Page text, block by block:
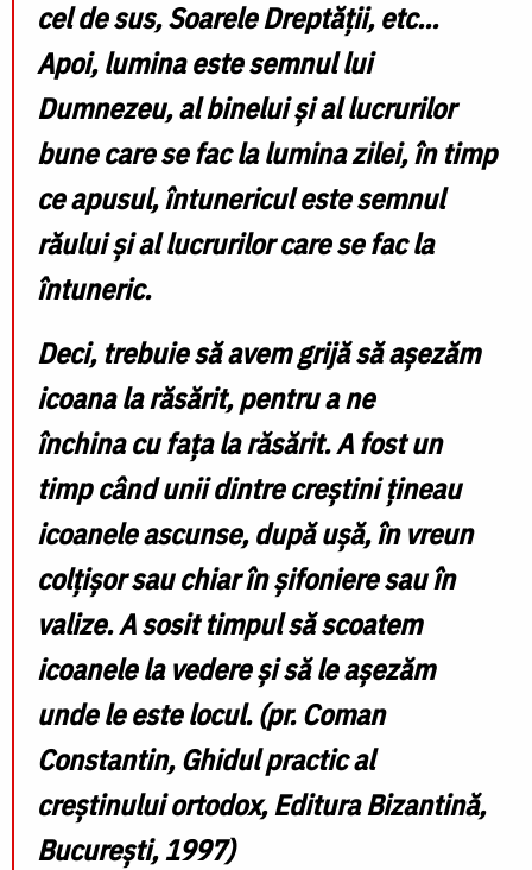
cel de sus,Soarele Dreptății, etc...
Apoi, lumina estesemnul lui
Dumnezeu, al binelui și al lucrurilor
bune care se fac la lumina zilei, în timp
ce apusul, întunericul este semnul
răului și al lucrurilor care se fac la
întuneric.
Deci, trebuie să avem grijă să așezăm
icoana la răsărit, pentru a ne
închinacu fața la răsărit. A fost un
timp când unii dintre creștini țineau
icoanele ascunse, după ușă, în vreun
colțișor sau chiar în șifoniere sau în
valize. A sosit timpul să scoatem
icoanelela vedereși să le așezăm
unde le este locul. (pr. Coman
Constantin,Ghidul practic al
creștinului ortodox,Editura Bizantină,
București, 1997)